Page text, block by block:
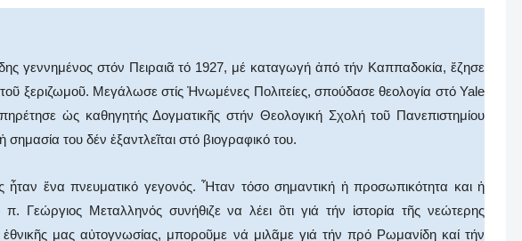
γεννημένος στόν Πειραιᾶ τό 1927, μέ καταγωγή ἀπό τήν Καππαδοκία, ἔζησε
ξεριζωμοῦ. Μεγάλωσε στίς Ἠνωμένες Πολιτείες, σπούδασε θεολογία στό Yale
ὡς καθηγητής Δογματικῆς στήν Θεολογική Σχολή τοῦ Πανεπιστημίου
του δέν ἐξαντλεῖται στό βιογραφικό του.
ἕνα πνευματικό γεγονός. Ἦταν τόσο σημαντική ἡ προσωπικότητα και ἡ
Γεώργιος Μεταλληνός συνήθιζε να λέει ὃτι γιά τήν ἱστορία τῆς νεώτερης
ἐθνικῆς μας αὐτογνωσίας, μποροῦμε νά μιλᾶμε γιά τήν πρό Ρωμανίδη καί τήν